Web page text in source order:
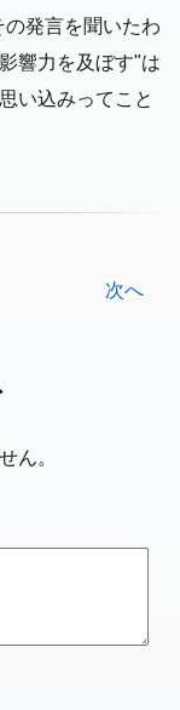
発言を聞いたわ
響力を及ぼす"は
い込みってこと
次へ
ん。